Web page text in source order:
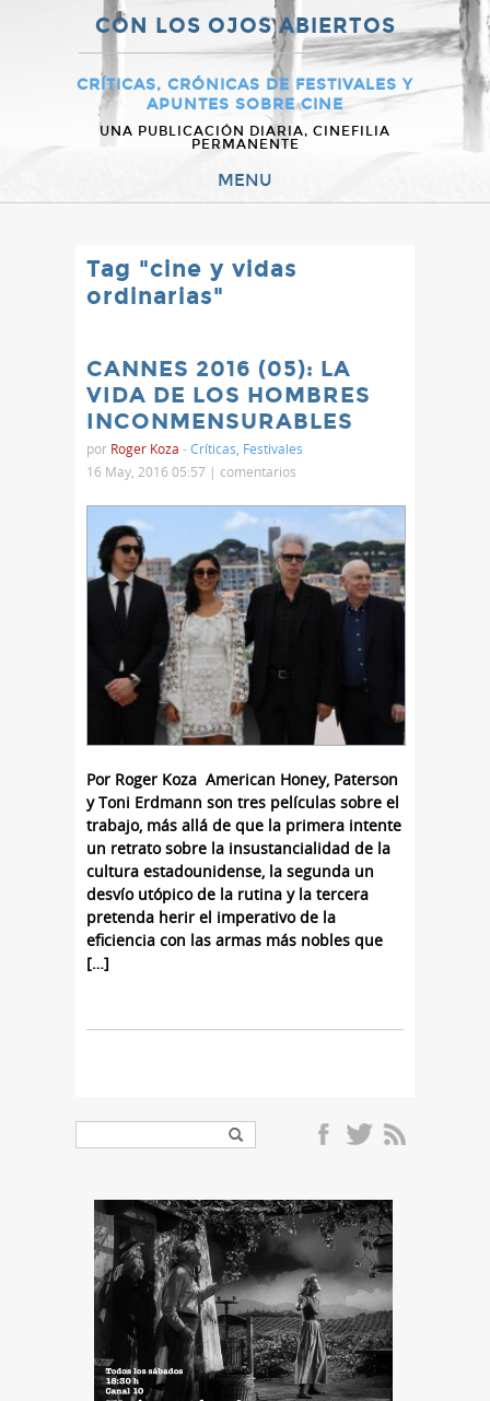
CON LOS OJOS ABIERTOS
CRÍTICAS, CRÓNICAS DE FESTIVALES Y
APUNTES SOBRE CINE
UNA PUBLICACIÓN DIARIA, CINEFILIA
PERMANENTE
MENU
Tag "cine y vidas
ordinarias"
CANNES 2016 (05): LA
VIDA DE LOS HOMBRES
INCONMENSURABLES
por Roger Koza -Críticas Festivales
16 May, 2016 05:57 | comentarios
Por Roger Koza American Honey, Paterson
y Toni Erdmann son tres películas sobre el
trabajo, más allá de que la primera intente
un retrato sobre la insustancialidad de la
cultura estadounidense, la segunda un
desvío utópico de la rutina y la tercera
pretenda herir el imperativo de la
eficiencia con las armas más nobles que
[…]